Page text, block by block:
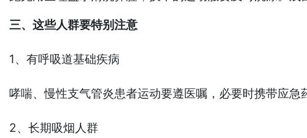
三、这些人群要特别注意
1、有呼吸道基础疾病
哮喘、慢性支气管炎患者运动要遵医嘱，必要时携带应急
2、长期吸烟人群